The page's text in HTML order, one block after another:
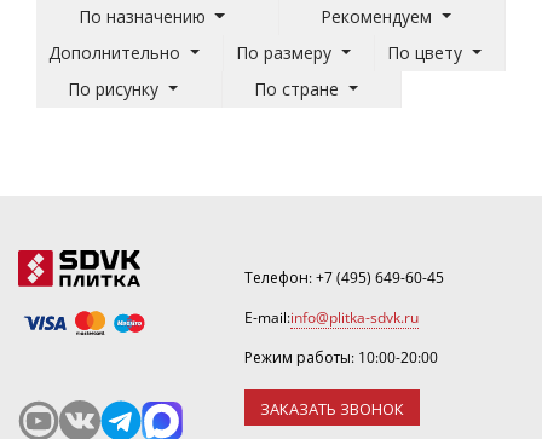
По назначению
Рекомендуем
Дополнительно
По размеру
По цвету
По рисунку
По стране
Телефон:+7 (495) 649-60-45
E-mail:info@plitka-sdvk.ru
Режим работы: 10:00-20:00
ЗАКАЗАТЬ ЗВОНОК